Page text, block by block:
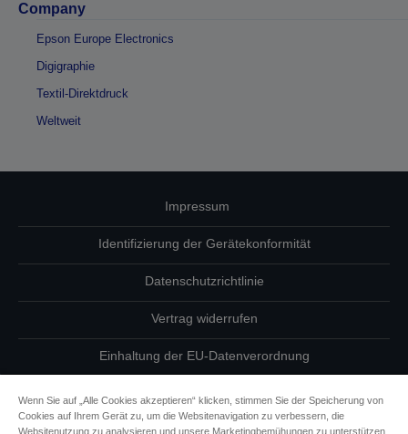
Company
Epson Europe Electronics
Digigraphie
Textil-Direktdruck
Weltweit
Impressum
Identifizierung der Gerätekonformität
Datenschutzrichtlinie
Vertrag widerrufen
Einhaltung der EU-Datenverordnung
Informationen zu Cookies
Wenn Sie auf „Alle Cookies akzeptieren“ klicken, stimmen Sie der Speicherung von
Cookies auf Ihrem Gerät zu, um die Websitenavigation zu verbessern, die
Websitenutzung zu analysieren und unsere Marketingbemühungen zu unterstützen.